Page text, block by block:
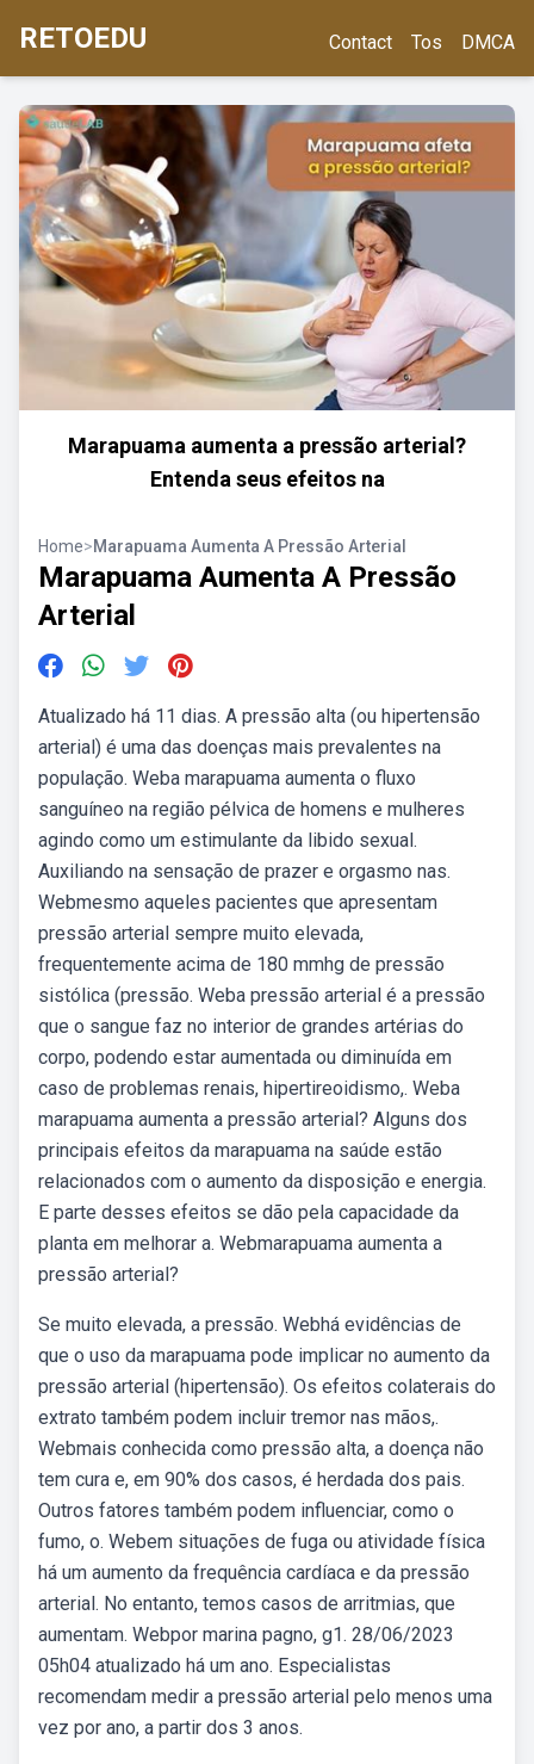
RETOEDU Contact Tos DMCA
Marapuama aumenta a pressão arterial?
Entenda seus efeitos na
Home>Marapuama Aumenta A Pressão Arterial
Marapuama Aumenta A Pressão
Arterial
Atualizado há 11 dias. A pressão alta (ou hipertensão
arterial) é uma das doenças mais prevalentes na
população. Weba marapuama aumenta o fluxo
sanguíneo na região pélvica de homens e mulheres
agindo como um estimulante da libido sexual.
Auxiliando na sensação de prazer e orgasmo nas.
Webmesmo aqueles pacientes que apresentam
pressão arterial sempre muito elevada,
frequentemente acima de 180 mmhg de pressão
sistólica (pressão. Weba pressão arterial é a pressão
que o sangue faz no interior de grandes artérias do
corpo, podendo estar aumentada ou diminuída em
caso de problemas renais, hipertireoidismo,. Weba
marapuama aumenta a pressão arterial? Alguns dos
principais efeitos da marapuama na saúde estão
relacionados com o aumento da disposição e energia.
E parte desses efeitos se dão pela capacidade da
planta em melhorar a. Webmarapuama aumenta a
pressão arterial?
Se muito elevada, a pressão. Webhá evidências de
que o uso da marapuama pode implicar no aumento da
pressão arterial (hipertensão). Os efeitos colaterais do
extrato também podem incluir tremor nas mãos,.
Webmais conhecida como pressão alta, a doença não
tem cura e, em 90% dos casos, é herdada dos pais.
Outros fatores também podem influenciar, como o
fumo, o. Webem situações de fuga ou atividade física
há um aumento da frequência cardíaca e da pressão
arterial. No entanto, temos casos de arritmias, que
aumentam. Webpor marina pagno, g1. 28/06/2023
05h04 atualizado há um ano. Especialistas
recomendam medir a pressão arterial pelo menos uma
vez por ano, a partir dos 3 anos.